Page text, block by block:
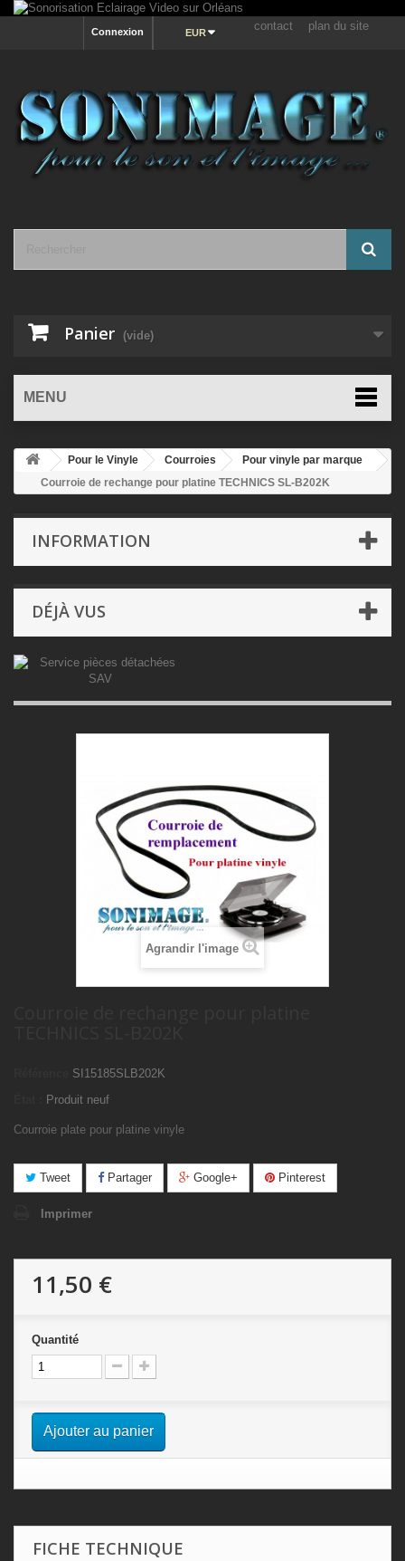
contact plan du site
EUR
Connexion
Panier (vide)
MENU
Pour le Vinyle Courroies
Pour vinyle par marque
Courroie de rechange pour platine TECHNICS SL-B202K
INFORMATION
DÉJÀ VUS
Agrandir l'image
SI15185SLB202K
Produit neuf
Courroie plate pour platine vinyle
Tweet Partager Google+ Pinterest
Imprimer
11,50 €
Quantité
Ajouter au panier
FICHE TECHNIQUE